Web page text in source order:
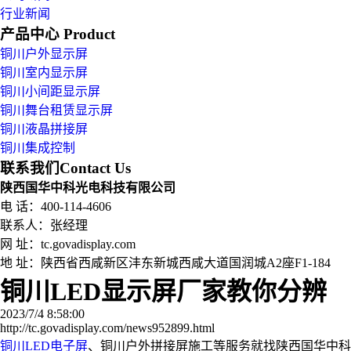
行业新闻
产品中心 Product
铜川户外显示屏
铜川室内显示屏
铜川小间距显示屏
铜川舞台租赁显示屏
铜川液晶拼接屏
铜川集成控制
联系我们Contact Us
陕西国华中科光电科技有限公司
电 话：400-114-4606
联系人：张经理
网 址：tc.govadisplay.com
地 址：
陕西省西咸新区沣东新城西咸大道国润城A2座F1-184
铜川LED显示屏厂家教你分辨
2023/7/4 8:58:00
http://tc.govadisplay.com/news952899.html
铜川LED电子屏、铜川户外拼接屏施工等服务就找陕西国华中